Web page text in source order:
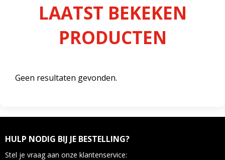
LAATST BEKEKEN
PRODUCTEN
Geen resultaten gevonden.
HULP NODIG BIJ JE BESTELLING?
Stel je vraag aan onze klantenservice: